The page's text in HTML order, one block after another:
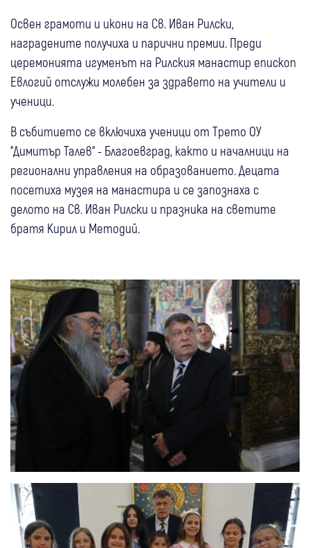
Освен грамоти и икони на Св. Иван Рилски,
наградените получиха и парични премии. Преди
церемонията игуменът на Рилския манастир епископ
Евлогий отслужи молебен за здравето на учители и
ученици.
В събитието се включиха ученици от Трето ОУ
“Димитър Талев“ - Благоевград, както и началници на
регионални управления на образованието. Децата
посетиха музея на манастира и се запознаха с
делото на Св. Иван Рилски и празника на светите
братя Кирил и Методий.